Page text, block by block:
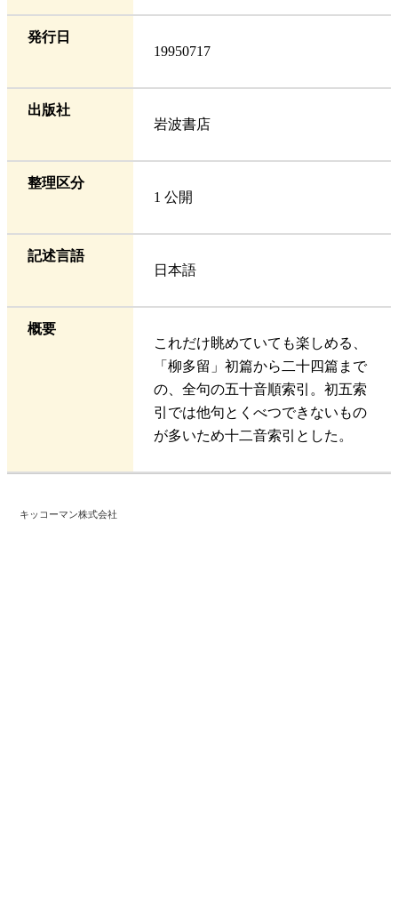
発行日
19950717
出版社
岩波書店
整理区分
1 公開
記述言語
日本語
概要
これだけ眺めていても楽しめる、
「柳多留」初篇から二十四篇まで
の、全句の五十音順索引。初五索
引では他句とくべつできないもの
が多いため十二音索引とした。
キッコーマン株式会社